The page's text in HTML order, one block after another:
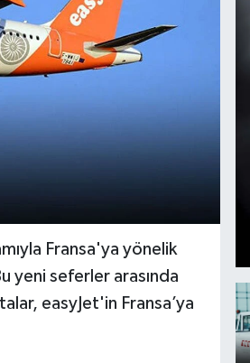
Fransa'ya yönelik
yeni seferler arasında
easyJet'in Fransa’ya